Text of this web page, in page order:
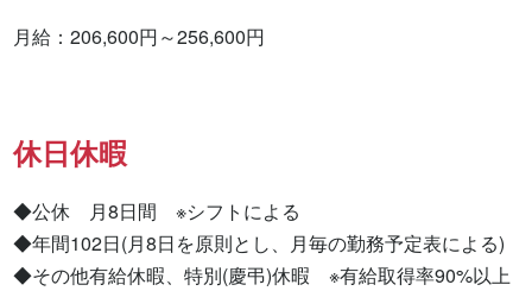
月給：206,600円～256,600円
休日休暇
◆公休　月8日間　※シフトによる
◆年間102日(月8日を原則とし、月毎の勤務予定表による)
◆その他有給休暇、特別(慶弔)休暇　※有給取得率90%以上